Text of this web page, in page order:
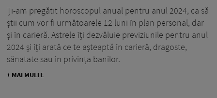
Ți-am pregătit horoscopul anual pentru anul 2024, ca să
știi cum vor fi următoarele 12 luni în plan personal, dar
și în carieră. Astrele îți dezvăluie previziunile pentru anul
2024 și îți arată ce te așteaptă în carieră, dragoste,
sănatate sau în privința banilor.
+ MAI MULTE